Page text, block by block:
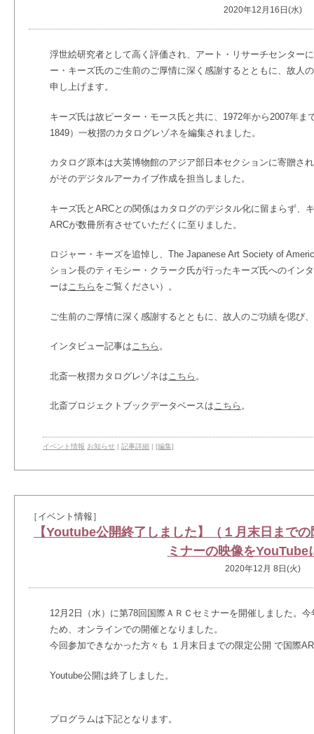
2020年12月16日(水)
浮世絵研究者として高く評価され、アート・リサーチセンター
ー・キーズ氏のご生前のご厚情に深く感謝するとともに、故人
申し上げます。
キーズ氏は故ピーター・モース氏と共に、1972年から2007年ま
1849）一枚摺のカタログレゾネを編集されました。
カタログ原本は大英博物館のアジア部日本セクションに寄贈さ
がそのデジタルアーカイブ作成を担当しました。
キーズ氏とARCとの関係はカタログのデジタル化に留まらず、
ARCが数冊所有させていただくに至りました。
ロジャー・キーズを追悼し、The Japanese Art Society of
ション長のティモシー・クラーク氏が行ったキーズ氏へのイン
ーはこちら をご覧ください）。
ご生前のご厚情に深く感謝するとともに、故人のご功績を偲び
インタビュー記事はこちら 。
北斎一枚摺カタログレゾネは こちら 。
北斎プロジェクトブックデータベースはこちら 。
イベント情報 お知らせ | 記事詳細 | [編集]
［イベント情報］
【Youtube公開終了しました】（１月末日まで
ミナーの映像をYouTube
2020年12月 8日(火)
12月2日（水）に第78回国際ＡＲＣセミナーを開催しました。
ため、オンラインでの開催となりました。
今回参加できなかった方々も １月末日までの限定公開 で国際
Youtube公開は終了しました。
プログラムは下記となります。